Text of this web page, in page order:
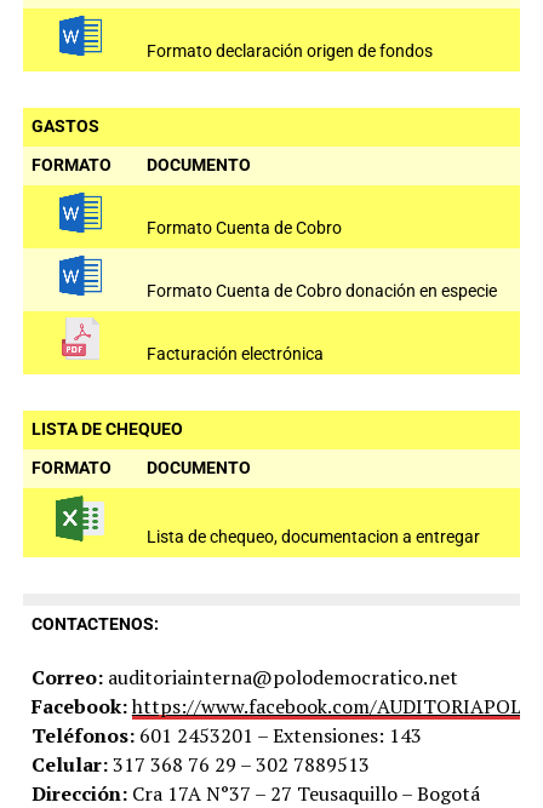
Formato declaración origen de fondos
GASTOS
FORMATO
DOCUMENTO
Formato Cuenta de Cobro
Formato Cuenta de Cobro donación en especie
Facturación electrónica
LISTA DE CHEQUEO
FORMATO
DOCUMENTO
Lista de chequeo, documentacion a entregar
CONTACTENOS:
Correo:auditoriainterna@polodemocratico.net
Facebook:https://www.facebook.com/AUDITORIAPOLO
Teléfonos:601 2453201 – Extensiones: 143
Celular:317 368 76 29 – 302 7889513
Dirección:Cra 17A N°37 – 27 Teusaquillo – Bogotá